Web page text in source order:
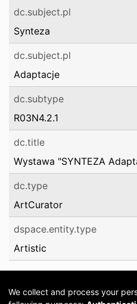
dc.subject.pl
Synteza
dc.subject.pl
Adaptacje
dc.subtype
R03N4.2.1
dc.title
Wystawa "SYNTEZA
dc.type
ArtCurator
dspace.entity.type
Artistic
We collect and process your